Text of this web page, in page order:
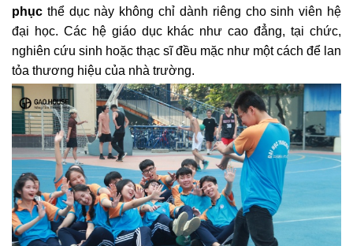
phục thể dục này không chỉ dành riêng cho sinh viên hệ
đại học. Các hệ giáo dục khác như cao đẳng, tại chức,
nghiên cứu sinh hoặc thạc sĩ đều mặc như một cách để lan
tỏa thương hiệu của nhà trường.